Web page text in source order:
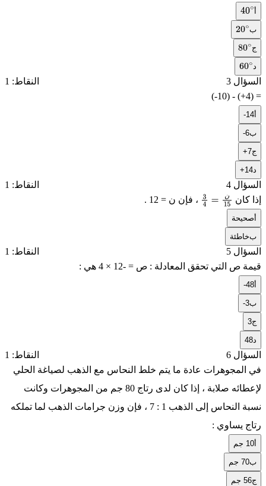
40 ∘
ب
20 ∘
ج
80 ∘
60 ∘
السؤال 3
النقاط: 1
(-10) - (+4) =
-14
ب-6
ج+7
+14
السؤال 4
النقاط: 1
إذا كان
ن
3 4= ن15 ، فإن ن = 12 .
صحيحة
بخاطئة
السؤال 5
النقاط: 1
قيمة ص التي تحقق المعادلة : 4 × ص = -12 هي :
-48
ب-3
ج3
48
السؤال 6
النقاط: 1
في المجوهرات عادة ما يتم خلط النحاس مع الذهب لصياغة الحلي
لإعطائه صلابة ، إذا كان لدى رتاج 80 جم من المجوهرات وكانت
نسبة النحاس إلى الذهب 1 : 7 ، فإن وزن جرامات الذهب لما تملكه
رتاج يساوي :
10 جم
ب70 جم
ج56 جم